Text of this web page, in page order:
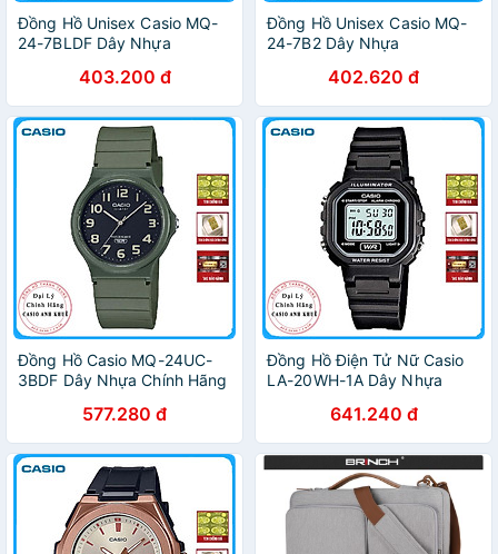
Đồng Hồ Unisex Casio MQ-
24-7BLDF Dây Nhựa
403.200 đ
Đồng Hồ Unisex Casio MQ-
24-7B2 Dây Nhựa
402.620 đ
Đồng Hồ Casio MQ-24UC-
3BDF Dây Nhựa Chính Hãng
577.280 đ
Đồng Hồ Điện Tử Nữ Casio
LA-20WH-1A Dây Nhựa
641.240 đ